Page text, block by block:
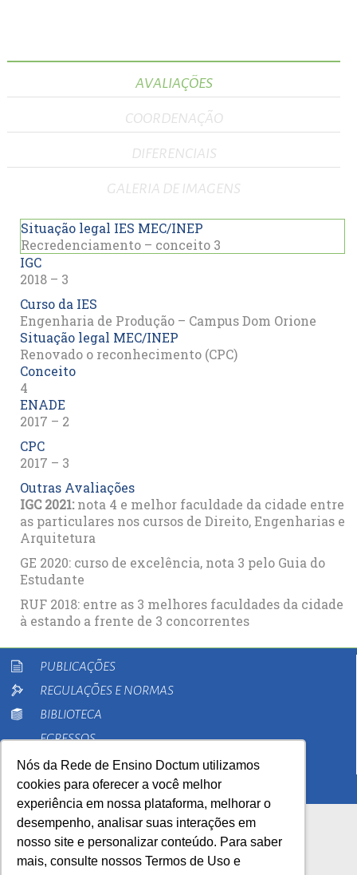
Nós da Rede de Ensino Doctum utilizamos
cookies para oferecer a você melhor
experiência em nossa plataforma, melhorar o
desempenho, analisar suas interações em
nosso site e personalizar conteúdo. Para saber
mais, consulte nossos Termos de Uso e
AVALIAÇÕES
COORDENAÇÃO
DIFERENCIAIS
GALERIA DE IMAGENS
Situação legal IES MEC/INEP
Recredenciamento – conceito 3
IGC
2018 – 3
Curso da IES
Engenharia de Produção – Campus Dom Orione
Situação legal MEC/INEP
Renovado o reconhecimento (CPC)
Conceito
4
ENADE
2017 – 2
CPC
2017 – 3
Outras Avaliações
IGC 2021:nota 4 e melhor faculdade da cidade entre
as particulares nos cursos de Direito, Engenharias e
Arquitetura
GE 2020: curso de excelência, nota 3 pelo Guia do
Estudante
RUF 2018: entre as 3 melhores faculdades da cidade
à estando a frente de 3 concorrentes
PUBLICAÇÕES
REGULAÇÕES E NORMAS
BIBLIOTECA
EGRESSOS
PESQUISA
EXTENSÃO